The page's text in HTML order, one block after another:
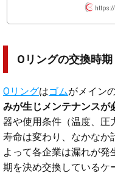
Oリングの交換時期
Oリングはゴムがメイン
みが生じメンテナンスが
器や使用条件（温度、圧
寿命は変わり、なかなか
よって各企業は漏れが発
期を決め交換しているケ